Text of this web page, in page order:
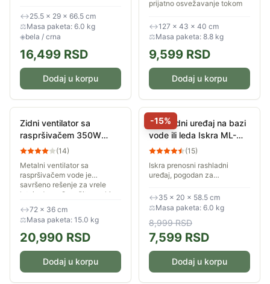
hlađenje i grejanje. Koristi
tehnologiju isparavanja vode
za hlađenje, uz mogućnost...
↔25.5 × 29 × 66.5 cm
⚖Masa paketa: 6.0 kg
◈bela / crna
16,499 RSD
Dodaj u korpu
prijatno osvežavanje tokom
samo ventilator, bez
isparivača....
↔127 × 43 × 40 cm
⚖Masa paketa: 8.8 kg
9,599 RSD
Dodaj u korpu
Zidni ventilator sa
raspršivačem 350W
Prosto MSF2608C
(14)
Metalni ventilator sa
raspršivačem vode je
savršeno rešenje za vrele
letnje dane. Osvežite svaki
u različitim...
↔72 × 36 cm
⚖Masa paketa: 15.0 kg
20,990 RSD
Dodaj u korpu
-15%
Rashladni uređaj na bazi
vode ili leda Iskra ML-
301DL
(15)
Iskra prenosni rashladni
uređaj, pogodan za
vazduha. Pogodan je za male
prostorije gde ne odgovara
korišćenje...
↔35 × 20 × 58.5 cm
⚖Masa paketa: 6.0 kg
8,999RSD
7,599 RSD
Dodaj u korpu